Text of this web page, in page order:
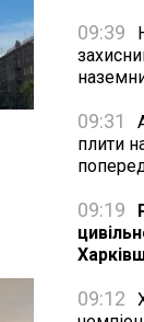
09:39
09:31
плити
09:19
09:12